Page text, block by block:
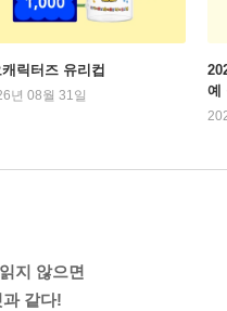
릭터즈 유리컵
년 08월 31일
예
지 않으면
같다!